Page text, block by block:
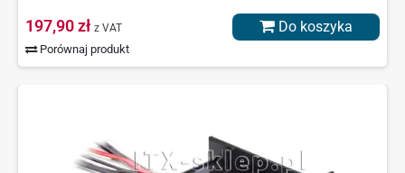
197,90 zł z VAT
Porównaj produkt
Do koszyka